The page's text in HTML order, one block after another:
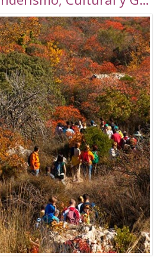
unas novedosas y amplias
en 2010, con una
6889 m2. Amplio abanico
libres como dirigidas.
para entradas individuales y
tienen un importe de
la posibilidad de
10 usos (válido durante 90
40,00€. Tanto el ticket
de uso personal e
acceso durante todo el día
indicados. El precio de la
para un adulto es de 3,50€.
de precios y horarios
tarifas/
cuenta, además de con el